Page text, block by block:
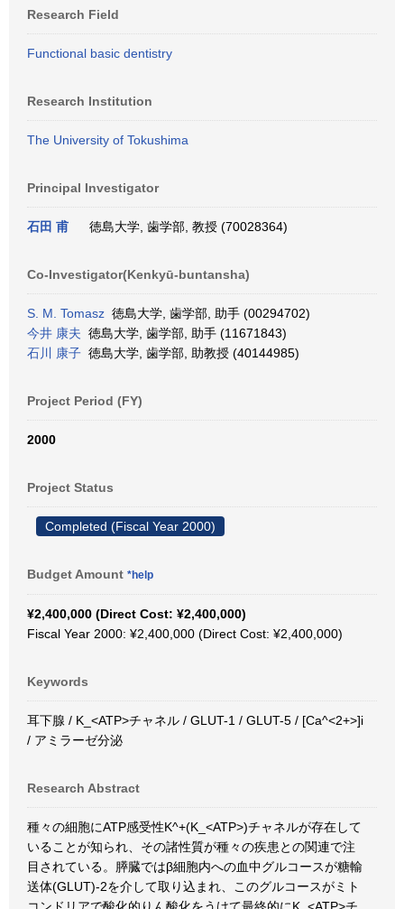
Research Field
Functional basic dentistry
Research Institution
The University of Tokushima
Principal Investigator
石田 甫 徳島大学, 歯学部, 教授 (70028364)
Co-Investigator(Kenkyū-buntansha)
S. M. Tomasz 徳島大学, 歯学部, 助手 (00294702)
今井 康夫 徳島大学, 歯学部, 助手 (11671843)
石川 康子 徳島大学, 歯学部, 助教授 (40144985)
Project Period (FY)
2000
Project Status
Completed (Fiscal Year 2000)
Budget Amount *help
¥2,400,000 (Direct Cost: ¥2,400,000)
Fiscal Year 2000: ¥2,400,000 (Direct Cost: ¥2,400,000)
Keywords
耳下腺 / K_<ATP>チャネル / GLUT-1 / GLUT-5 / [Ca^<2+>]i
/ アミラーゼ分泌
Research Abstract
種々の細胞にATP感受性K^+(K_<ATP>)チャネルが存在して
いることが知られ、その諸性質が種々の疾患との関連で注
目されている。膵臓ではβ細胞内への血中グルコースが糖輸
送体(GLUT)-2を介して取り込まれ、このグルコースがミト